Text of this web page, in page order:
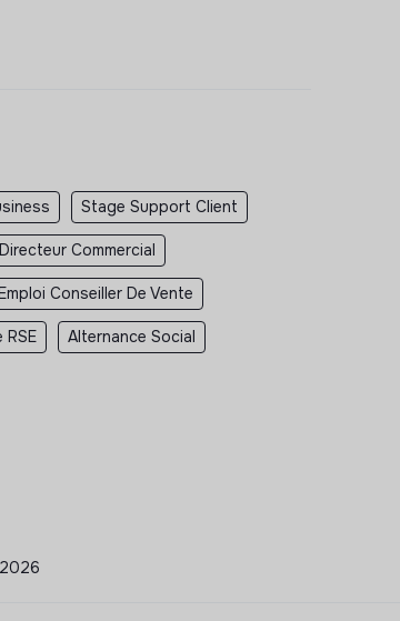
Stage Support Client
Commercial
Conseiller De Vente
RSE Alternance Social